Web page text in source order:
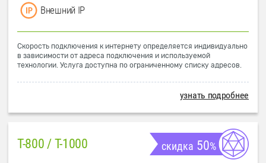
Внешний IP
Скорость подключения к интернету определяется индивидуально
в зависимости от адреса подключения и используемой
технологии. Услуга доступна по ограниченному списку адресов.
узнать подробнее
T-800 / T-1000 скидка 50%